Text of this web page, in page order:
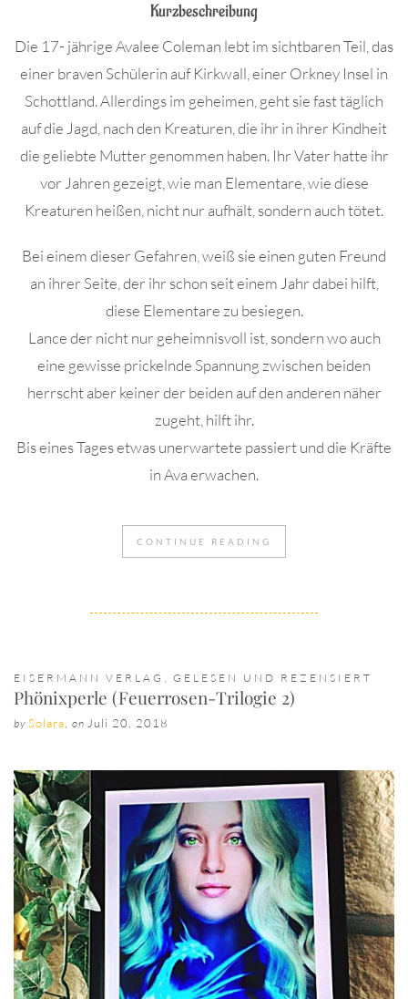
Kurzbeschreibung
Die 17- jährige Avalee Coleman lebt im sichtbaren Teil, das
einer braven Schülerin auf Kirkwall, einer Orkney Insel in
Schottland. Allerdings im geheimen, geht sie fast täglich
auf die Jagd, nach den Kreaturen, die ihr in ihrer Kindheit
die geliebte Mutter genommen haben. Ihr Vater hatte ihr
vor Jahren gezeigt, wie man Elementare, wie diese
Kreaturen heißen, nicht nur aufhält, sondern auch tötet.
Bei einem dieser Gefahren, weiß sie einen guten Freund
an ihrer Seite, der ihr schon seit einem Jahr dabei hilft,
diese Elementare zu besiegen.
Lance der nicht nur geheimnisvoll ist, sondern wo auch
eine gewisse prickelnde Spannung zwischen beiden
herrscht aber keiner der beiden auf den anderen näher
zugeht, hilft ihr.
Bis eines Tages etwas unerwartete passiert und die Kräfte
in Ava erwachen.
CONTINUE READING
EISERMANN VERLAG , GELESEN UND REZENSIERT
Phönixperle (Feuerrosen-Trilogie 2)
by Solara, on Juli 20, 2018